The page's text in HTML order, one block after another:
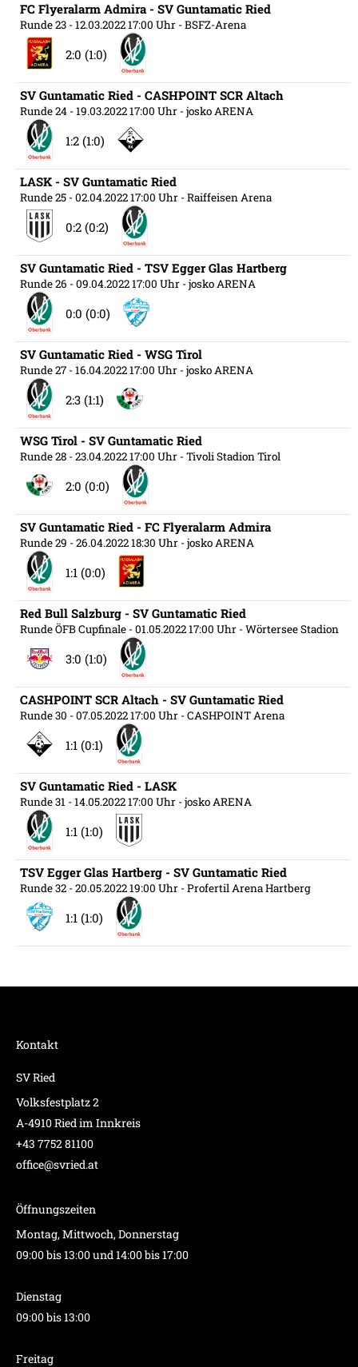
FC Flyeralarm Admira - SV Guntamatic Ried
Runde 23 - 12.03.2022 17:00 Uhr - BSFZ-Arena
2:0 (1:0)
SV Guntamatic Ried - CASHPOINT SCR Altach
Runde 24 - 19.03.2022 17:00 Uhr - josko ARENA
1:2 (1:0)
LASK - SV Guntamatic Ried
Runde 25 - 02.04.2022 17:00 Uhr - Raiffeisen Arena
0:2 (0:2)
SV Guntamatic Ried - TSV Egger Glas Hartberg
Runde 26 - 09.04.2022 17:00 Uhr - josko ARENA
0:0 (0:0)
SV Guntamatic Ried - WSG Tirol
Runde 27 - 16.04.2022 17:00 Uhr - josko ARENA
2:3 (1:1)
WSG Tirol - SV Guntamatic Ried
Runde 28 - 23.04.2022 17:00 Uhr - Tivoli Stadion Tirol
2:0 (0:0)
SV Guntamatic Ried - FC Flyeralarm Admira
Runde 29 - 26.04.2022 18:30 Uhr - josko ARENA
1:1 (0:0)
Red Bull Salzburg - SV Guntamatic Ried
Runde ÖFB Cupfinale - 01.05.2022 17:00 Uhr - Wörtersee Stadion
3:0 (1:0)
CASHPOINT SCR Altach - SV Guntamatic Ried
Runde 30 - 07.05.2022 17:00 Uhr - CASHPOINT Arena
1:1 (0:1)
SV Guntamatic Ried - LASK
Runde 31 - 14.05.2022 17:00 Uhr - josko ARENA
1:1 (1:0)
TSV Egger Glas Hartberg - SV Guntamatic Ried
Runde 32 - 20.05.2022 19:00 Uhr - Profertil Arena Hartberg
1:1 (1:0)
Kontakt
SV Ried
Volksfestplatz 2
A-4910 Ried im Innkreis
+43 7752 81100
office@svried.at
Öffnungszeiten
Montag, Mittwoch, Donnerstag
09:00 bis 13:00 und 14:00 bis 17:00
Dienstag
09:00 bis 13:00
Freitag